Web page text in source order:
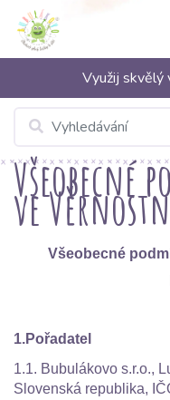
Využij skvělý
Všeobecné
ve
Všeobecné
1.Pořadatel
1.1. Bubulákovo s.r.o.,
Slovenská republika,